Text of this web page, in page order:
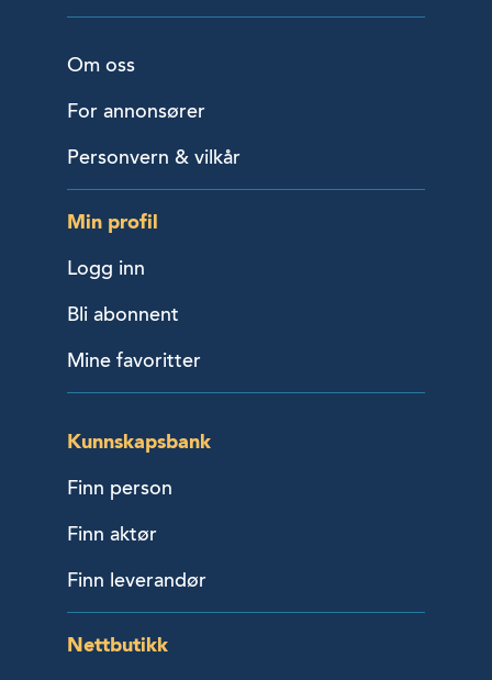
Om oss
For annonsører
Personvern & vilkår
Min profil
Logg inn
Bli abonnent
Mine favoritter
Kunnskapsbank
Finn person
Finn aktør
Finn leverandør
Nettbutikk